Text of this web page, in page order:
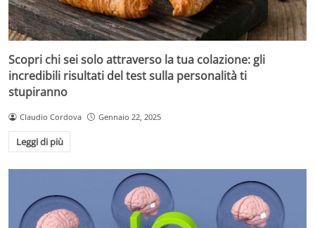
Scopri chi sei solo attraverso la tua colazione: gli
incredibili risultati del test sulla personalità ti
stupiranno
Claudio Cordova Gennaio 22, 2025
Leggi di più